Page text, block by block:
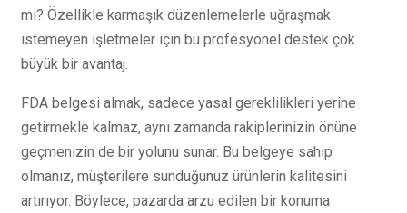
mi? Özellikle karmaşık düzenlemelerle uğraşmak
istemeyen işletmeler için bu profesyonel destek çok
büyük bir avantaj.
FDA belgesi almak, sadece yasal gereklilikleri yerine
getirmekle kalmaz, aynı zamanda rakiplerinizin önüne
geçmenizin de bir yolunu sunar. Bu belgeye sahip
olmanız, müşterilere sunduğunuz ürünlerin kalitesini
artırıyor. Böylece, pazarda arzu edilen bir konuma